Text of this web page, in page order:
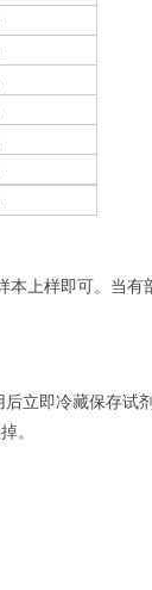
本上样即可。当有
立即冷藏保存试剂
。